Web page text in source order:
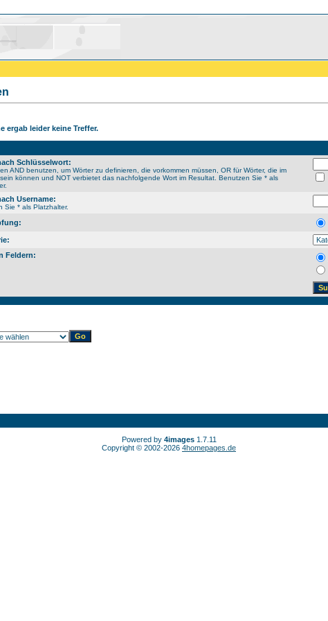
ergab leider keine Treffer.
Schlüsselwort:
AND benutzen, um Wörter zu definieren, die vorkommen müssen, OR für Wörter, die im
können und NOT verbietet das nachfolgende Wort im Resultat. Benutzen Sie * als
Username:
Sie * als Platzhalter.
Feldern:
Powered by 4images1.7.11
Copyright © 2002-2026 4homepages.de